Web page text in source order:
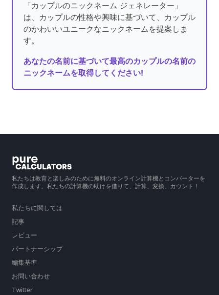
「カップルのニックネーム ジェネレーター」
は、カップルの性格や興味に基づいて、カップル
のかわいいユニークなニックネームを提案しま
す。
あなたの名前に基づいて最高のカップルの名前の
ニックネームを取得してください!
私たちは教育と楽しみのために無料のオンライン計算機とコンバーターを
作成します。私たちの計算機の助けを借りて、計算、変換、カウント！
私たちに関しては
記事
レビュー
パートナーシップ
編集基準
お問い合わせ
Twitter